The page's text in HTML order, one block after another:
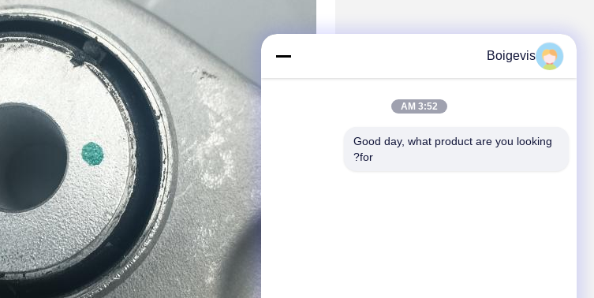
Boigevis
3:52 AM
Good day, what product are you looking
for?